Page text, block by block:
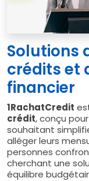
Solutions
crédits et
financier
1RachatCredit
crédit, conçu
souhaitant
alléger leurs
personnes
cherchant une
équilibre